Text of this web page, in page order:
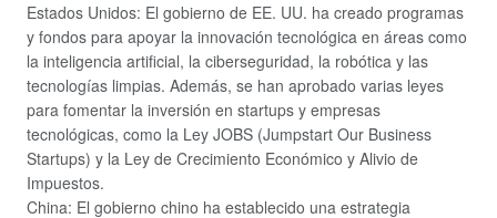
Estados Unidos: El gobierno de EE. UU. ha creado programas
y fondos para apoyar la innovación tecnológica en áreas como
la inteligencia artificial, la ciberseguridad, la robótica y las
tecnologías limpias. Además, se han aprobado varias leyes
para fomentar la inversión en startups y empresas
tecnológicas, como la Ley JOBS (Jumpstart Our Business
Startups) y la Ley de Crecimiento Económico y Alivio de
Impuestos.
China: El gobierno chino ha establecido una estrategia